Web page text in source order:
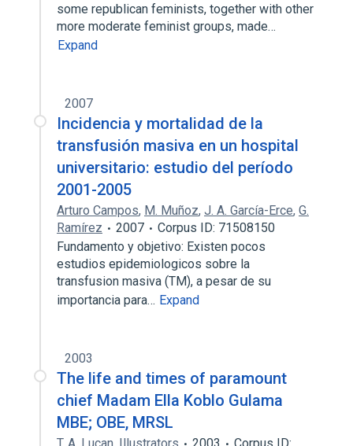
some republican feminists, together with other
more moderate feminist groups, made…
Expand
2007
Incidencia y mortalidad de la
transfusión masiva en un hospital
universitario: estudio del período
2001-2005
Arturo Campos, M. Muñoz, J. A. García-Erce, G.
Ramírez
2007
Corpus ID: 71508150
Fundamento y objetivo: Existen pocos
estudios epidemiologicos sobre la
transfusion masiva (TM), a pesar de su
importancia para… Expand
2003
The life and times of paramount
chief Madam Ella Koblo Gulama
MBE; OBE, MRSL